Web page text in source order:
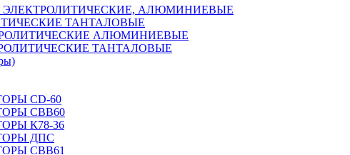
ЭЛЕКТРОЛИТИЧЕСКИЕ, АЛЮМИНИЕВЫЕ
ТАНТАЛОВЫЕ
АЛЮМИНИЕВЫЕ
ТАНТАЛОВЫЕ
CD-60
CBB60
К78-36
ДПС
CBB61